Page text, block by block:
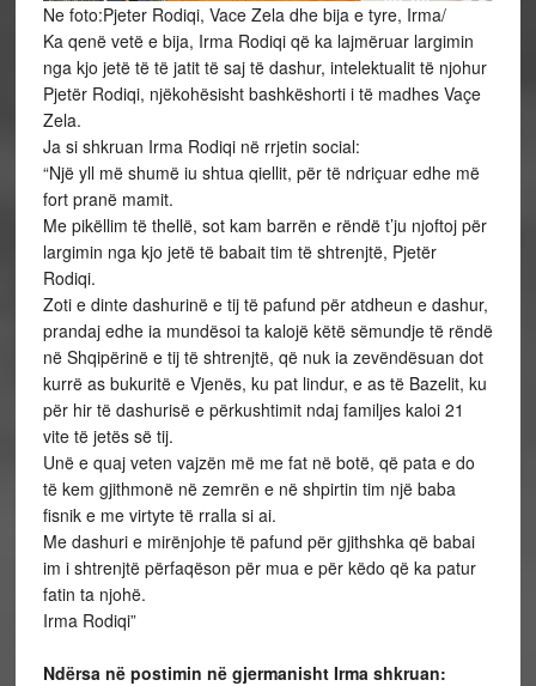
Ne foto:Pjeter Rodiqi, Vace Zela dhe bija e tyre, Irma/
Ka qenë vetë e bija, Irma Rodiqi që ka lajmëruar largimin
nga kjo jetë të të jatit të saj të dashur, intelektualit të njohur
Pjetër Rodiqi, njëkohësisht bashkëshorti i të madhes Vaçe
Zela.
Ja si shkruan Irma Rodiqi në rrjetin social:
“Një yll më shumë iu shtua qiellit, për të ndriçuar edhe më
fort pranë mamit.
Me pikëllim të thellë, sot kam barrën e rëndë t’ju njoftoj për
largimin nga kjo jetë të babait tim të shtrenjtë, Pjetër
Rodiqi.
Zoti e dinte dashurinë e tij të pafund për atdheun e dashur,
prandaj edhe ia mundësoi ta kalojë këtë sëmundje të rëndë
në Shqipërinë e tij të shtrenjtë, që nuk ia zevëndësuan dot
kurrë as bukuritë e Vjenës, ku pat lindur, e as të Bazelit, ku
për hir të dashurisë e përkushtimit ndaj familjes kaloi 21
vite të jetës së tij.
Unë e quaj veten vajzën më me fat në botë, që pata e do
të kem gjithmonë në zemrën e në shpirtin tim një baba
fisnik e me virtyte të rralla si ai.
Me dashuri e mirënjohje të pafund për gjithshka që babai
im i shtrenjtë përfaqëson për mua e për këdo që ka patur
fatin ta njohë.
Irma Rodiqi”
Ndërsa në postimin në gjermanisht Irma shkruan: